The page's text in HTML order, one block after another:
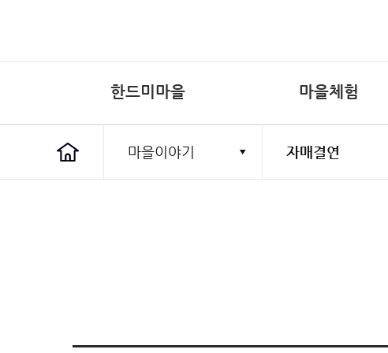
한드미마을
마을소개
마을체험
수학여행
한드미마을 마을소개
마을유래
마을현황
자랑거리
오시는길
마을체험 수학여행
예약문의
체험후기
특산물 산머루즙
마을이야기 공지사항
마을앨범
마을소식
농촌유학
자매결연
소개
예약문의
사이트맵
개인정보처리방침
이메일주소무단